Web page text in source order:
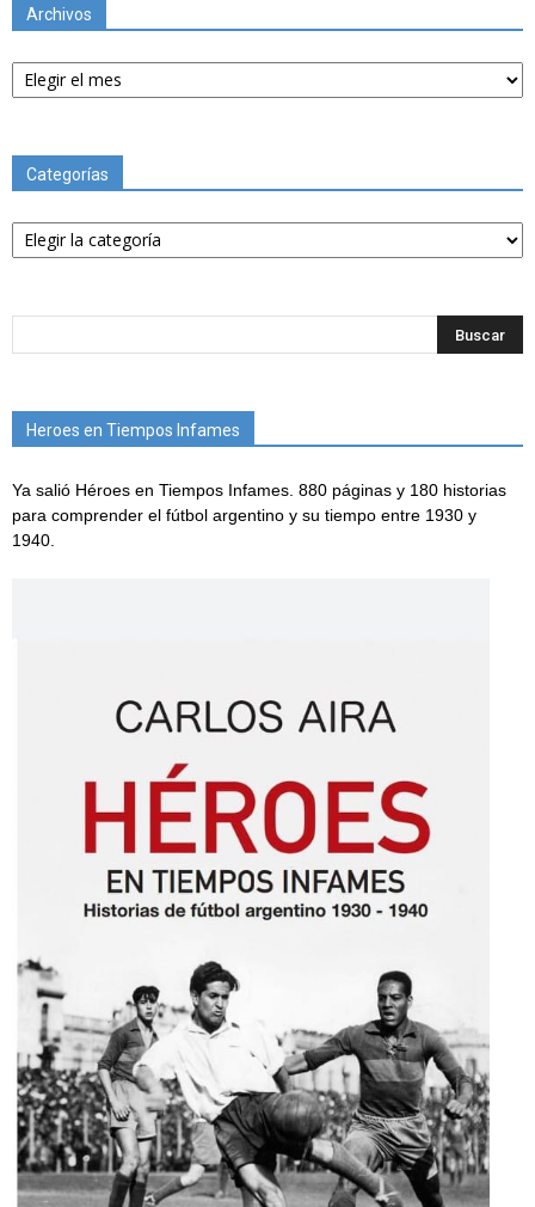
Archivos
Archivos
Categorías
Categorías
Heroes en Tiempos Infames
Ya salió Héroes en Tiempos Infames. 880 páginas y 180 historias
para comprender el fútbol argentino y su tiempo entre 1930 y
1940.